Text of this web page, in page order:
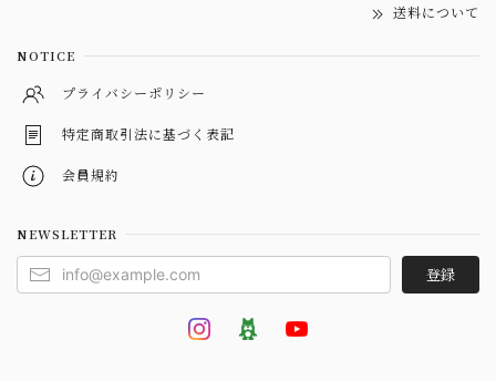
送料について
NOTICE
プライバシーポリシー
特定商取引法に基づく表記
会員規約
NEWSLETTER
登録